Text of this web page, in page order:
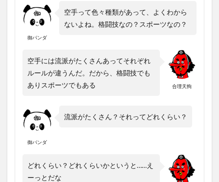
御パンダ
空手って色々種類があって、よくわから
ないよね。格闘技なの？スポーツなの？
合理天狗
空手には流派がたくさんあってそれぞれ
ルールが違うんだ。だから、格闘技でも
ありスポーツでもある
御パンダ
流派がたくさん？それってどれくらい？
どれくらい？どれくらいかというと……え
ーっとだな